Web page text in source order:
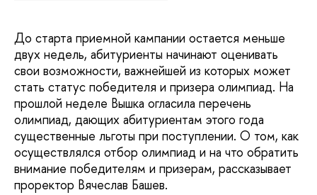
До старта приемной кампании остается меньше
двух недель, абитуриенты начинают оценивать
свои возможности, важнейшей из которых может
стать статус победителя и призера олимпиад. На
прошлой неделе Вышка огласила перечень
олимпиад, дающих абитуриентам этого года
существенные льготы при поступлении. О том, как
осуществлялся отбор олимпиад и на что обратить
внимание победителям и призерам, рассказывает
проректор Вячеслав Башев.